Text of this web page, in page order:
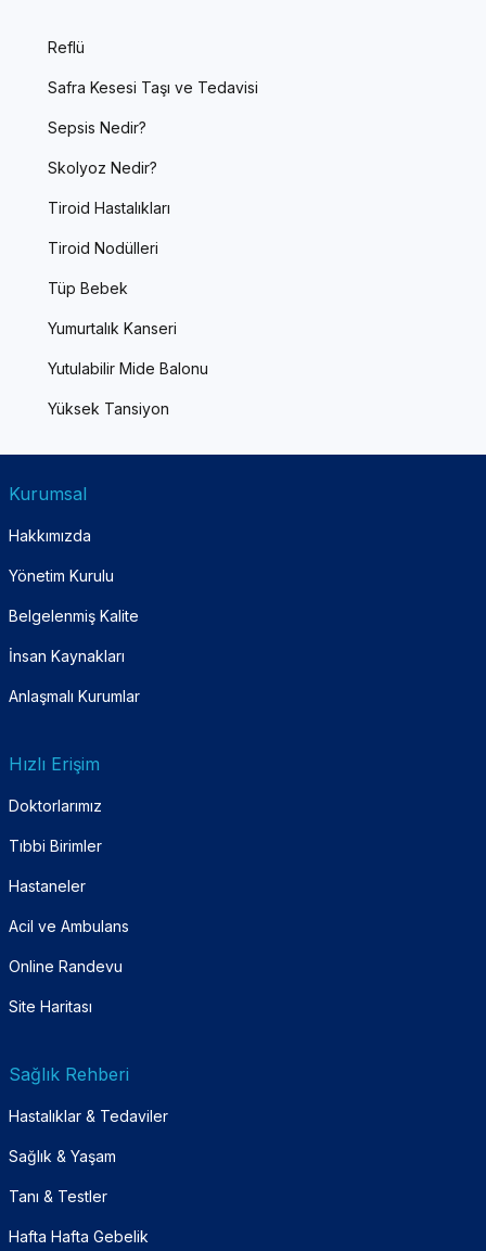
Reflü
Safra Kesesi Taşı ve Tedavisi
Sepsis Nedir?
Skolyoz Nedir?
Tiroid Hastalıkları
Tiroid Nodülleri
Tüp Bebek
Yumurtalık Kanseri
Yutulabilir Mide Balonu
Yüksek Tansiyon
Kurumsal
Hakkımızda
Yönetim Kurulu
Belgelenmiş Kalite
İnsan Kaynakları
Anlaşmalı Kurumlar
Hızlı Erişim
Doktorlarımız
Tıbbi Birimler
Hastaneler
Acil ve Ambulans
Online Randevu
Site Haritası
Sağlık Rehberi
Hastalıklar & Tedaviler
Sağlık & Yaşam
Tanı & Testler
Hafta Hafta Gebelik